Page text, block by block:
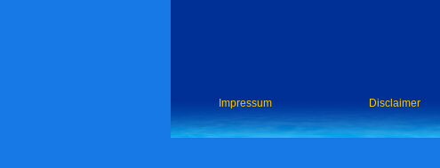
Impressum Disclaimer